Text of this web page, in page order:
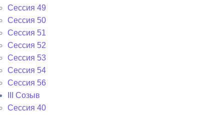
Сессия 49
Сессия 50
Сессия 51
Сессия 52
Сессия 53
Сессия 54
Сессия 56
III Созыв
Сессия 40